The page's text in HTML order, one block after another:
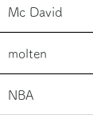
Mc David
molten
NBA